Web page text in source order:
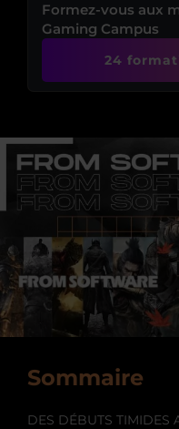
Formez-vous aux
Gaming Campus
24
Sommaire
DES DÉBUTS TIMIDES